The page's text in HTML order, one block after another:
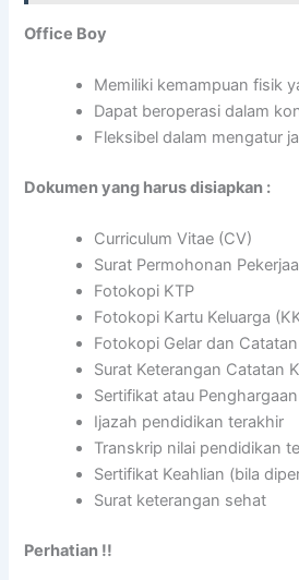
Office Boy
Memiliki kemampuan fisik
Dapat beroperasi dalam
Fleksibel dalam mengatur
Dokumen yang harus disiapkan :
Curriculum Vitae (CV)
Surat Permohonan
Fotokopi KTP
Fotokopi Kartu Keluarga
Fotokopi Gelar dan
Surat Keterangan Catatan
Sertifikat atau Penghargaan
Ijazah pendidikan terakhir
Transkrip nilai pendidikan
Sertifikat Keahlian (bila
Surat keterangan sehat
Perhatian !!